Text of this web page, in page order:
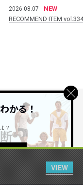
VIEW
2026.08.07
NEW
RECOMMEND ITEM vol.334
かる！
？